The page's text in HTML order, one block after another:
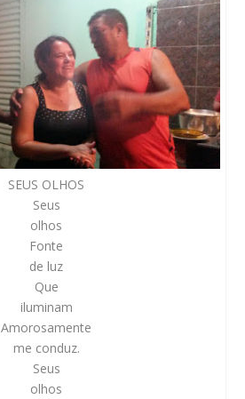
SEUS OLHOS
Seus
olhos
Fonte
de luz
Que
iluminam
Amorosamente
me conduz.
Seus
olhos